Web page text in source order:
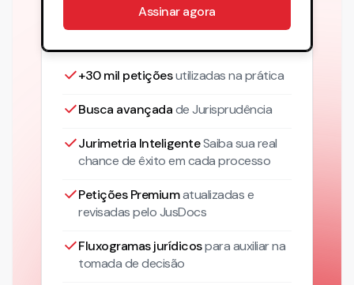
Assinar agora
+30 mil petiçõesutilizadas na prática
Busca avançadade Jurisprudência
Jurimetria InteligenteSaiba sua real
chance de êxito em cada processo
Petições Premiumatualizadase
revisadas pelo JusDocs
Fluxogramas jurídicospara auxiliar na
tomada de decisão